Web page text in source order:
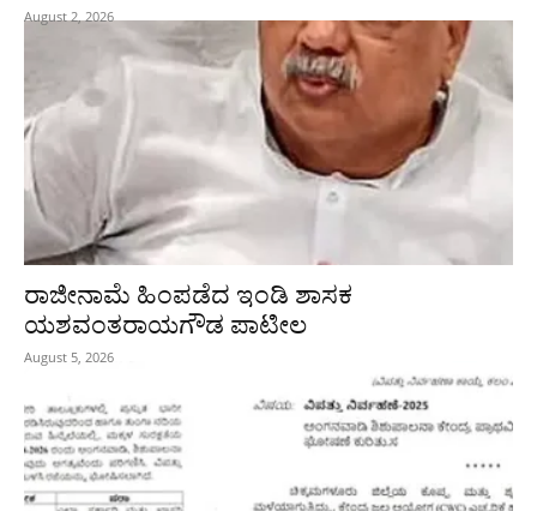
August 2, 2026
ರಾಜೀನಾಮೆ ಹಿಂಪಡೆದ ಇಂಡಿ ಶಾಸಕ
ಯಶವಂತರಾಯಗೌಡ ಪಾಟೀಲ
August 5, 2026